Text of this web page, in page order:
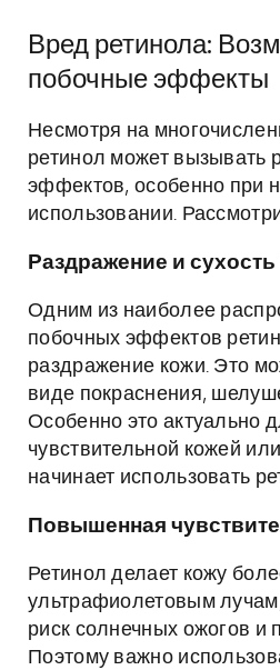
Вред ретинола:
побочные эффекты
Несмотря на
ретинол может вызывать
эффектов, особенно при
использовании.
Раздражение и
Одним из наиболее
побочных эффектов
раздражение кожи. Это
виде покраснения,
Особенно это актуально
чувствительной кожей
начинает использовать
Повышенная
Ретинол делает кожу
ультрафиолетовым
риск солнечных ожогов и
Поэтому важно